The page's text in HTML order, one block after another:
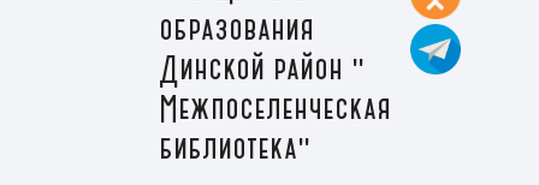
образования
Динской район "
Межпоселенческая
библиотека"